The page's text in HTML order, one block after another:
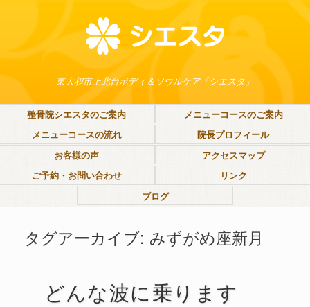
東大和市上北台ボディ＆ソウルケア「シエスタ」
整骨院シエスタのご案内
メニューコースのご案内
メニューコースの流れ
院長プロフィール
お客様の声
アクセスマップ
ご予約・お問い合わせ
リンク
ブログ
タグアーカイブ: みずがめ座新月
どんな波に乗ります